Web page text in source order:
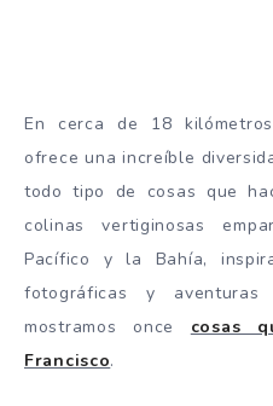
En cerca de 18
ofrece una increíble
todo tipo de cosas que
colinas vertiginosas
Pacífico y la Bahía,
fotográficas y
mostramos once
cosas
Francisco.